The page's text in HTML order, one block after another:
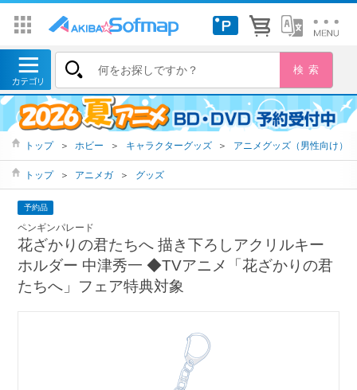
トップ ＞ ホビー ＞ キャラクターグッズ ＞ アニメグッズ（男性向け）
トップ ＞ アニメガ ＞ グッズ
予約品
ペンギンパレード
花ざかりの君たちへ 描き下ろしアクリルキー
ホルダー 中津秀一 ◆TVアニメ「花ざかりの君
たちへ」フェア特典対象